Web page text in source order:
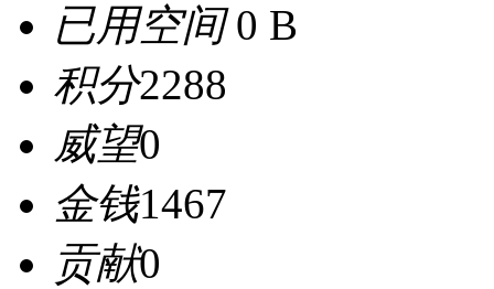
已用空间0 B
积分2288
威望0
金钱1467
贡献0